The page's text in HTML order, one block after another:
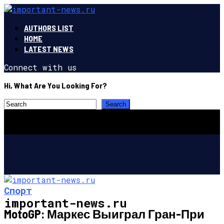
AUTHORS LIST
HOME
LATEST NEWS
Connect with us
Hi, What Are You Looking For?
important-news.ru
Спорт
MotoGP: Маркес Выиграл Гран-При